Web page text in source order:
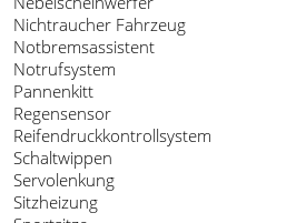
Nichtraucher Fahrzeug
Notbremsassistent
Notrufsystem
Pannenkitt
Regensensor
Reifendruckkontrollsystem
Schaltwippen
Servolenkung
Sitzheizung